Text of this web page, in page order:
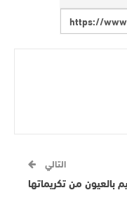
التالي
بالعيون من تكريماتها